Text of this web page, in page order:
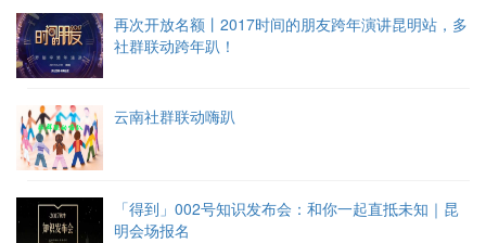
再次开放名额丨2017时间的朋友跨年演讲昆明站，多
社群联动跨年趴！
云南社群联动嗨趴
「得到」002号知识发布会：和你一起直抵未知｜昆
明会场报名